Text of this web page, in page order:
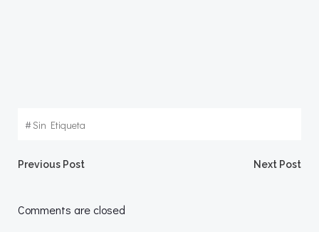
#Sin Etiqueta
Navegación
por
Previous Post Next Post
Comments are closed